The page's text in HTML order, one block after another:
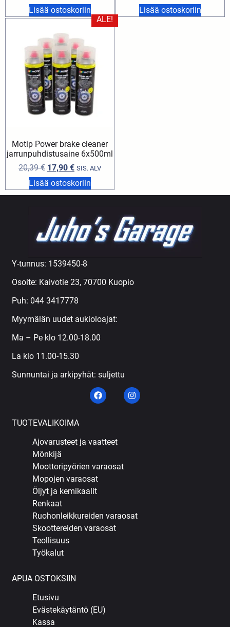
Lisää ostoskoriin
Lisää ostoskoriin
ALE!
Motip Power brake cleaner
jarrunpuhdistusaine 6x500ml
20,39€ 17,90 € SIS. ALV
Lisää ostoskoriin
Y-tunnus: 1539450-8
Osoite: Kaivotie 23, 70700 Kuopio
Puh: 044 3417778
Myymälän uudet aukioloajat:
Ma – Pe klo 12.00-18.00
La klo 11.00-15.30
Sunnuntai ja arkipyhät: suljettu
TUOTEVALIKOIMA
Ajovarusteet ja vaatteet
Mönkijä
Moottoripyörien varaosat
Mopojen varaosat
Öljyt ja kemikaalit
Renkaat
Ruohonleikkureiden varaosat
Skoottereiden varaosat
Teollisuus
Työkalut
APUA OSTOKSIIN
Etusivu
Evästekäytäntö (EU)
Kassa